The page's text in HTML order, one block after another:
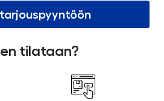
tilataan?